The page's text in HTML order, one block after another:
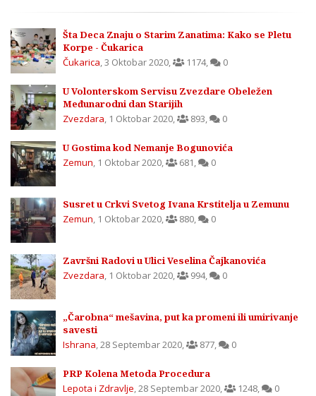
Šta Deca Znaju o Starim Zanatima: Kako se Pletu
Korpe - Čukarica
Čukarica,3 Oktobar 2020, 1174, 0
U Volonterskom Servisu Zvezdare Obeležen
Međunarodni dan Starijih
Zvezdara, 1 Oktobar 2020, 893, 0
U Gostima kod Nemanje Bogunovića
Zemun, 1 Oktobar 2020, 681, 0
Susret u Crkvi Svetog Ivana Krstitelja u Zemunu
Zemun, 1 Oktobar 2020, 880, 0
Završni Radovi u Ulici Veselina Čajkanovića
Zvezdara, 1 Oktobar 2020, 994, 0
„Čarobna“ mešavina, put ka promeni ili umirivanje
savesti
Ishrana,28 Septembar 2020, 877, 0
PRP Kolena Metoda Procedura
Lepota i Zdravlje,28 Septembar 2020, 1248, 0